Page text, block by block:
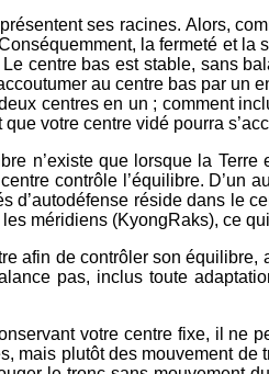
ses racines. Alors,
la fermeté et
centre bas est stable, sans
au centre bas par
centres en un ; comment
votre centre vidé pourra
n’existe que lorsque la
contrôle l’équilibre. D’un
d’autodéfense réside dans
méridiens (KyongRaks), ce
afin de contrôler son
pas, inclus toute
votre centre fixe, il
mais plutôt des mouvement